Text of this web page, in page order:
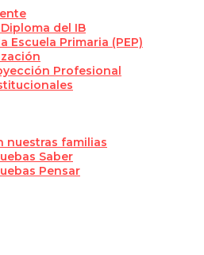
del IB
Escuela Primaria (PEP)
Profesional
nuestras familias
Saber
Pensar